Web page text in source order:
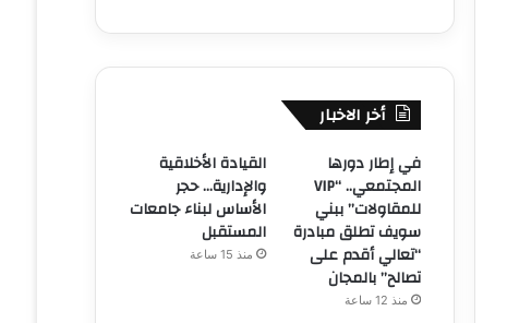
أخر الاخبار
في إطار دورها
المجتمعي.. “VIP
للمقاولات” ببني
سويف تطلق مبادرة
“تعالي أقدم على
تصالح” بالمجان
منذ 12 ساعة
القيادة الأخلاقية
والإدارية… حجر
الأساس لبناء جامعات
المستقبل
منذ 15 ساعة